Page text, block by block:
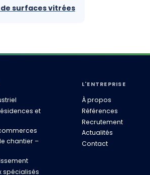
de surfaces vitrées
et
chantier –
spécialisés
L'ENTREPRISE
À propos
Références
Recrutement
Actualités
Contact